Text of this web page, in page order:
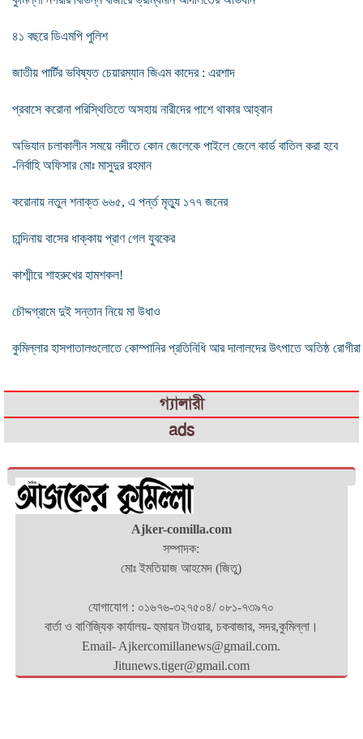
৪১ বছরে ডিএমপি পুলিশ
জাতীয় পার্টির ভবিষ্যত চেয়ারম্যান জিএম কাদের : এরশাদ
প্রবাসে করোনা পরিস্থিতিতে অসহায় নারীদের পাশে থাকার আহ্বান
অভিযান চলাকালীন সময়ে নদীতে কোন জেলেকে পাইলে জেলে কার্ড বাতিল করা হবে
-নির্বাহি অফিসার মোঃ মাসুদুর রহমান
করোনায় নতুন শনাক্ত ৬৬৫, এ পর্ন্ত মৃত্যু ১৭৭ জনের
চান্দিনায় বাসের ধাক্কায় প্রাণ গেল যুবকের
কাশ্মীরে শাহরুখের হামশকল!
চৌদ্দগ্রামে দুই সন্তান নিয়ে মা উধাও
কুমিল্লার হাসপাতালগুলোতে কোম্পানির প্রতিনিধি আর দালালদের উৎপাতে অতিষ্ঠ রোগীরা
গ্যালারী
ads
Ajker-comilla.com
সম্পাদক:
মোঃ ইমতিয়াজ আহমেদ (জিতু)
যোগাযোগ : ০১৬৭৬-৩২৭৫০৪/ ০৮১-৭৩৯৭০
বার্তা ও বাণিজ্যিক কার্যালয়- হুমায়ন টাওয়ার, চকবাজার, সদর,কুমিল্লা।
Email- Ajkercomillanews@gmail.com.
Jitunews.tiger@gmail.com